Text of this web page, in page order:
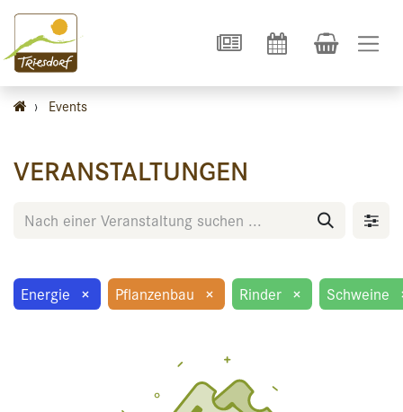
› Events
VERANSTALTUNGEN
Energie × Pflanzenbau × Rinder × Schweine